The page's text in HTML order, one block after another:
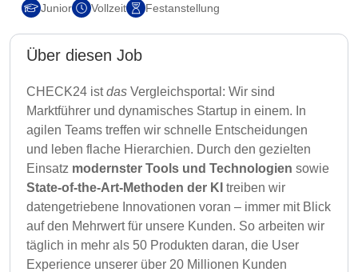
Junior Vollzeit Festanstellung
Über diesen Job
CHECK24 istdas Vergleichsportal: Wir sind
Marktführer und dynamisches Startup in einem. In
agilen Teams treffen wir schnelle Entscheidungen
und leben flache Hierarchien. Durch den gezielten
Einsatz modernster Tools und Technologien sowie
State-of-the-Art-Methoden der KI treiben wir
datengetriebene Innovationen voran – immer mit Blick
auf den Mehrwert für unsere Kunden. So arbeiten wir
täglich in mehr als 50 Produkten daran, die User
Experience unserer über 20 Millionen Kunden